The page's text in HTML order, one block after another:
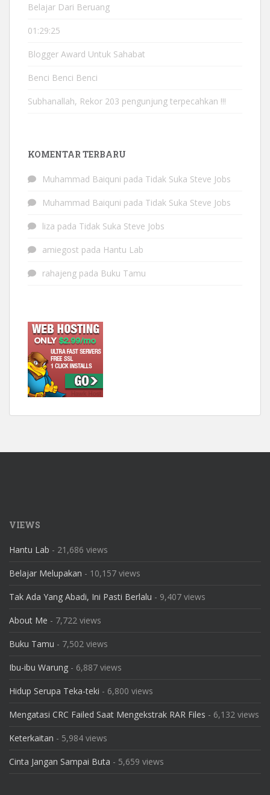
Belajar Dari Beruang
01:29:25
Blogger Award Untuk Sahabat
Benci Benci Benci
Subhanallah, Rekor 203 pengunjung terpecahkan !!!
KOMENTAR TERBARU
Muhammad Baiquni pada Tidak Suka Steve Jobs
Muhammad Baiquni pada Tidak Suka Steve Jobs
liza pada Tidak Suka Steve Jobs
amiegost pada Hantu Lab
rahajeng pada Buku Tamu
VIEWS
Hantu Lab - 21,686 views
Belajar Melupakan - 10,157 views
Tak Ada Yang Abadi, Ini Pasti Berlalu - 9,407 views
About Me - 7,722 views
Buku Tamu - 7,502 views
Ibu-ibu Warung - 6,887 views
Hidup Serupa Teka-teki - 6,800 views
Mengatasi CRC Failed Saat Mengekstrak RAR Files - 6,132 views
Keterkaitan - 5,984 views
Cinta Jangan Sampai Buta - 5,659 views